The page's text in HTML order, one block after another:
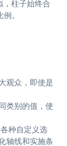
，柱子始终合
。
观众，即使是
类别的值，使
种自定义选
轴线和实施条